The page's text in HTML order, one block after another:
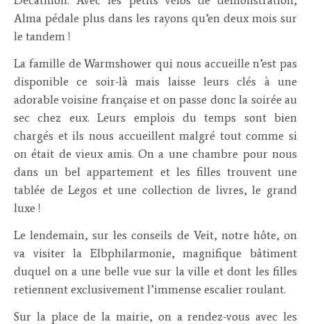
Alma pédale plus dans les rayons qu’en deux mois sur
le tandem !
La famille de Warmshower qui nous accueille n’est pas
disponible ce soir-là mais laisse leurs clés à une
adorable voisine française et on passe donc la soirée au
sec chez eux. Leurs emplois du temps sont bien
chargés et ils nous accueillent malgré tout comme si
on était de vieux amis. On a une chambre pour nous
dans un bel appartement et les filles trouvent une
tablée de Legos et une collection de livres, le grand
luxe !
Le lendemain, sur les conseils de Veit, notre hôte, on
va visiter la Elbphilarmonie, magnifique bâtiment
duquel on a une belle vue sur la ville et dont les filles
retiennent exclusivement l’immense escalier roulant.
Sur la place de la mairie, on a rendez-vous avec les